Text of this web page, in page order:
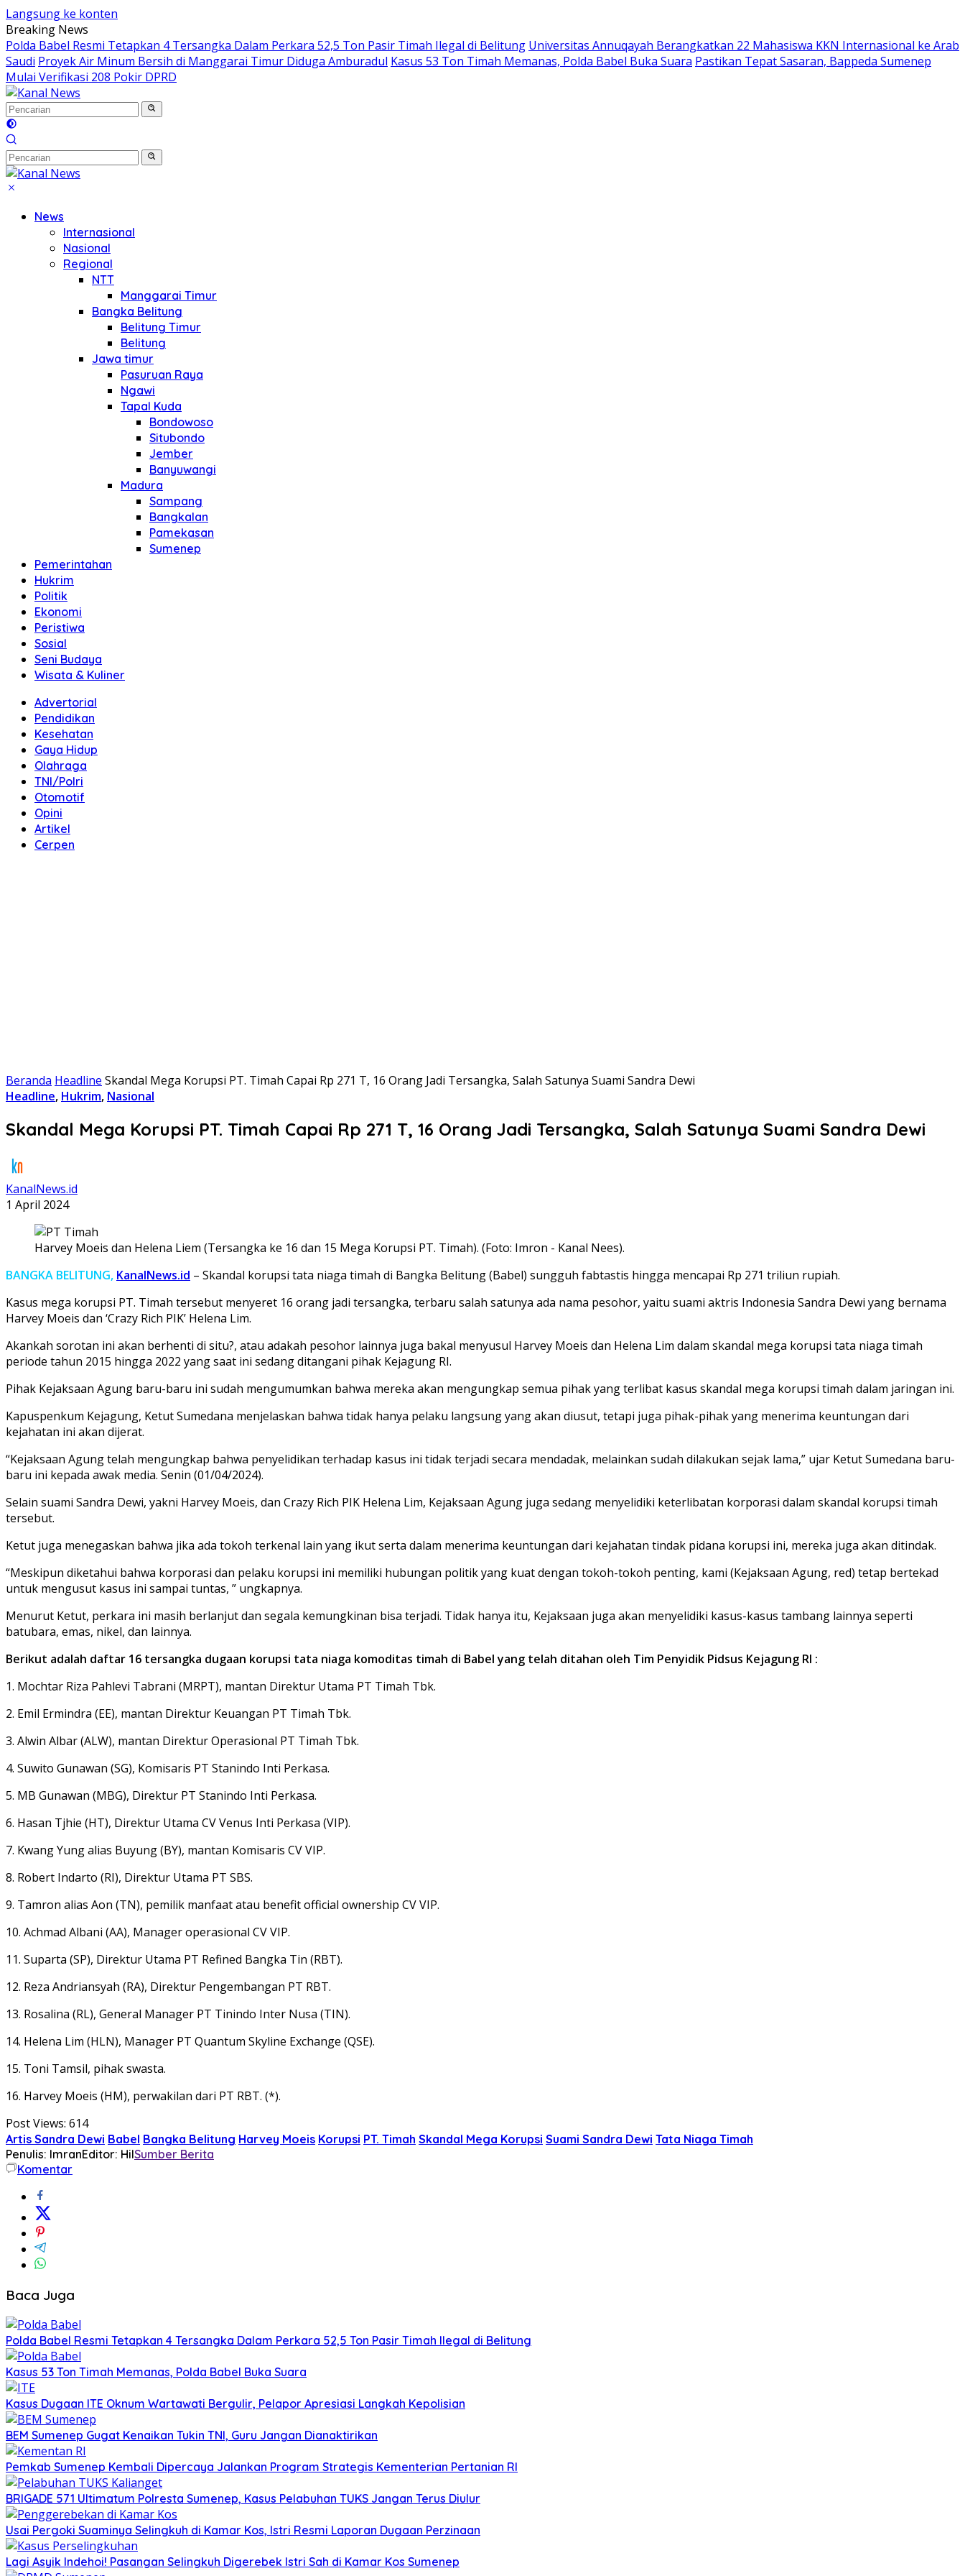
Langsung ke konten
Breaking News
Polda Babel Resmi Tetapkan 4 Tersangka Dalam Perkara 52,5 Ton Pasir Timah Ilegal di Belitung Universitas Annuqayah Berangkatkan 22 Mahasiswa KKN Internasional ke Arab
Saudi Proyek Air Minum Bersih di Manggarai Timur Diduga Amburadul Kasus 53 Ton Timah Memanas, Polda Babel Buka Suara Pastikan Tepat Sasaran, Bappeda Sumenep
Mulai Verifikasi 208 Pokir DPRD
News
Internasional
Nasional
Regional
NTT
Manggarai Timur
Bangka Belitung
Belitung Timur
Belitung
Jawa timur
Pasuruan Raya
Ngawi
Tapal Kuda
Bondowoso
Situbondo
Jember
Banyuwangi
Madura
Sampang
Bangkalan
Pamekasan
Sumenep
Pemerintahan
Hukrim
Politik
Ekonomi
Peristiwa
Sosial
Seni Budaya
Wisata & Kuliner
Advertorial
Pendidikan
Kesehatan
Gaya Hidup
Olahraga
TNI/Polri
Otomotif
Opini
Artikel
Cerpen
Beranda Headline Skandal Mega Korupsi PT. Timah Capai Rp 271 T, 16 Orang Jadi Tersangka, Salah Satunya Suami Sandra Dewi
Headline, Hukrim, Nasional
Skandal Mega Korupsi PT. Timah Capai Rp 271 T, 16 Orang Jadi Tersangka, Salah Satunya Suami Sandra Dewi
KanalNews.id
1 April 2024
Harvey Moeis dan Helena Liem (Tersangka ke 16 dan 15 Mega Korupsi PT. Timah). (Foto: Imron - Kanal Nees).
BANGKA BELITUNG, KanalNews.id – Skandal korupsi tata niaga timah di Bangka Belitung (Babel) sungguh fabtastis hingga mencapai Rp 271 triliun rupiah.
Kasus mega korupsi PT. Timah tersebut menyeret 16 orang jadi tersangka, terbaru salah satunya ada nama pesohor, yaitu suami aktris Indonesia Sandra Dewi yang bernama
Harvey Moeis dan ‘Crazy Rich PIK’ Helena Lim.
Akankah sorotan ini akan berhenti di situ?, atau adakah pesohor lainnya juga bakal menyusul Harvey Moeis dan Helena Lim dalam skandal mega korupsi tata niaga timah
periode tahun 2015 hingga 2022 yang saat ini sedang ditangani pihak Kejagung RI.
Pihak Kejaksaan Agung baru-baru ini sudah mengumumkan bahwa mereka akan mengungkap semua pihak yang terlibat kasus skandal mega korupsi timah dalam jaringan ini.
Kapuspenkum Kejagung, Ketut Sumedana menjelaskan bahwa tidak hanya pelaku langsung yang akan diusut, tetapi juga pihak-pihak yang menerima keuntungan dari
kejahatan ini akan dijerat.
“Kejaksaan Agung telah mengungkap bahwa penyelidikan terhadap kasus ini tidak terjadi secara mendadak, melainkan sudah dilakukan sejak lama,” ujar Ketut Sumedana baru-
baru ini kepada awak media. Senin (01/04/2024).
Selain suami Sandra Dewi, yakni Harvey Moeis, dan Crazy Rich PIK Helena Lim, Kejaksaan Agung juga sedang menyelidiki keterlibatan korporasi dalam skandal korupsi timah
tersebut.
Ketut juga menegaskan bahwa jika ada tokoh terkenal lain yang ikut serta dalam menerima keuntungan dari kejahatan tindak pidana korupsi ini, mereka juga akan ditindak.
“Meskipun diketahui bahwa korporasi dan pelaku korupsi ini memiliki hubungan politik yang kuat dengan tokoh-tokoh penting, kami (Kejaksaan Agung, red) tetap bertekad
untuk mengusut kasus ini sampai tuntas, ” ungkapnya.
Menurut Ketut, perkara ini masih berlanjut dan segala kemungkinan bisa terjadi. Tidak hanya itu, Kejaksaan juga akan menyelidiki kasus-kasus tambang lainnya seperti
batubara, emas, nikel, dan lainnya.
Berikut adalah daftar 16 tersangka dugaan korupsi tata niaga komoditas timah di Babel yang telah ditahan oleh Tim Penyidik Pidsus Kejagung RI :
1. Mochtar Riza Pahlevi Tabrani (MRPT), mantan Direktur Utama PT Timah Tbk.
2. Emil Ermindra (EE), mantan Direktur Keuangan PT Timah Tbk.
3. Alwin Albar (ALW), mantan Direktur Operasional PT Timah Tbk.
4. Suwito Gunawan (SG), Komisaris PT Stanindo Inti Perkasa.
5. MB Gunawan (MBG), Direktur PT Stanindo Inti Perkasa.
6. Hasan Tjhie (HT), Direktur Utama CV Venus Inti Perkasa (VIP).
7. Kwang Yung alias Buyung (BY), mantan Komisaris CV VIP.
8. Robert Indarto (RI), Direktur Utama PT SBS.
9. Tamron alias Aon (TN), pemilik manfaat atau benefit official ownership CV VIP.
10. Achmad Albani (AA), Manager operasional CV VIP.
11. Suparta (SP), Direktur Utama PT Refined Bangka Tin (RBT).
12. Reza Andriansyah (RA), Direktur Pengembangan PT RBT.
13. Rosalina (RL), General Manager PT Tinindo Inter Nusa (TIN).
14. Helena Lim (HLN), Manager PT Quantum Skyline Exchange (QSE).
15. Toni Tamsil, pihak swasta.
16. Harvey Moeis (HM), perwakilan dari PT RBT. (*).
Post Views: 614
Artis Sandra Dewi Babel Bangka Belitung Harvey Moeis Korupsi PT. Timah Skandal Mega Korupsi Suami Sandra Dewi Tata Niaga Timah
Penulis: ImranEditor: HilSumber Berita
Komentar
Baca Juga
Polda Babel Resmi Tetapkan 4 Tersangka Dalam Perkara 52,5 Ton Pasir Timah Ilegal di Belitung
Kasus 53 Ton Timah Memanas, Polda Babel Buka Suara
Kasus Dugaan ITE Oknum Wartawati Bergulir, Pelapor Apresiasi Langkah Kepolisian
BEM Sumenep Gugat Kenaikan Tukin TNI, Guru Jangan Dianaktirikan
Pemkab Sumenep Kembali Dipercaya Jalankan Program Strategis Kementerian Pertanian RI
BRIGADE 571 Ultimatum Polresta Sumenep, Kasus Pelabuhan TUKS Jangan Terus Diulur
Usai Pergoki Suaminya Selingkuh di Kamar Kos, Istri Resmi Laporan Dugaan Perzinaan
Lagi Asyik Indehoi! Pasangan Selingkuh Digerebek Istri Sah di Kamar Kos Sumenep